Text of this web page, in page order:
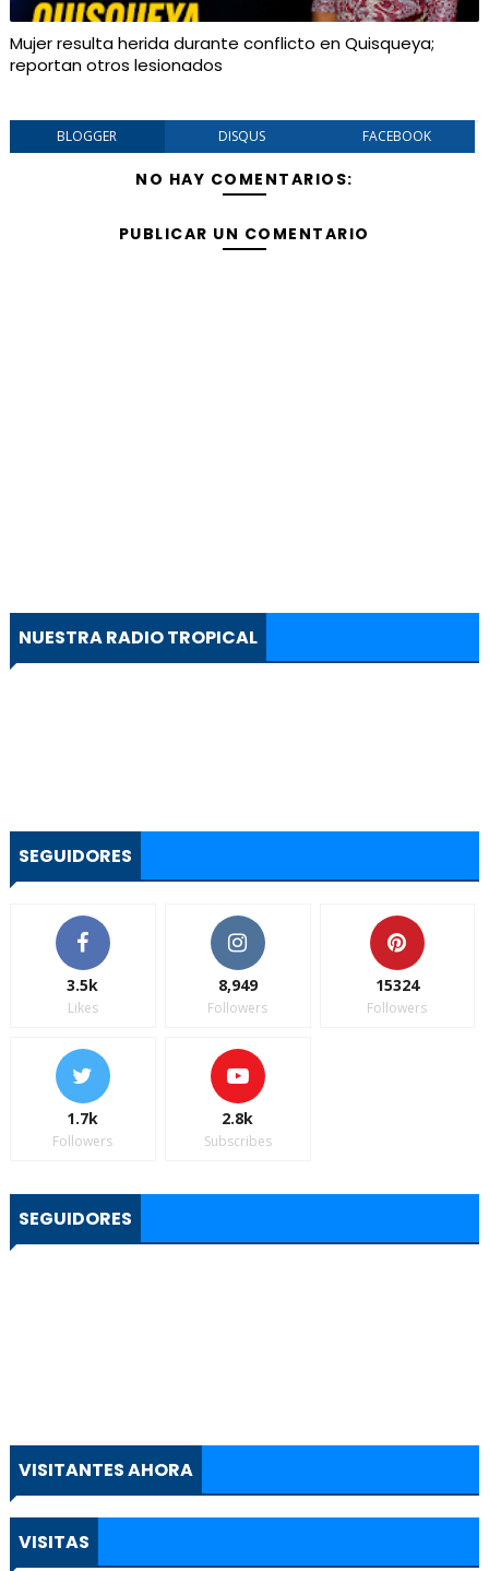
Mujer resulta herida durante conflicto en Quisqueya;
reportan otros lesionados
BLOGGER DISQUS FACEBOOK
NO HAY COMENTARIOS:
PUBLICAR UN COMENTARIO
NUESTRA RADIO TROPICAL
SEGUIDORES
3.5k
Likes
8,949
Followers
15324
Followers
1.7k
Followers
2.8k
Subscribes
SEGUIDORES
VISITANTES AHORA
VISITAS